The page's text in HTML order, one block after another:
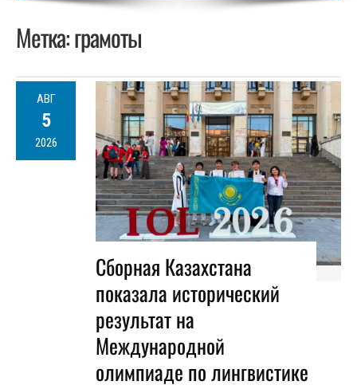
Метка:грамоты
АВГ
5
2026
Сборная Казахстана
показала исторический
результат на
Международной
олимпиаде по лингвистике